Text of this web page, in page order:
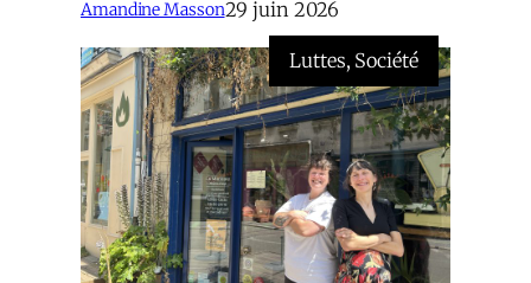
Amandine Masson29 juin 2026
Luttes, Société